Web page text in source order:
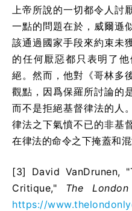
上帝所說的一切都令人討
一點的問題在於，威爾遜
該通過國家手段來約束未
的任何厭惡都只表明了
絕。然而，他對《哥林多
觀點，因爲保羅所討論的
而不是拒絕基督律法的人
律法之下氣憤不已的非基
在律法的命令之下掩蓋和混
[3]
David VanDrunen,
Critique," The London
https://